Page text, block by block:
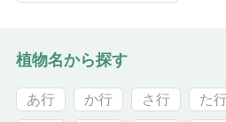
植物名から探す
あ行 か行 さ行 た